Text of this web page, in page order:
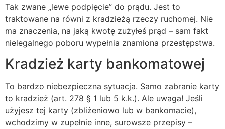
Tak zwane „lewe podpięcie” do prądu. Jest to
traktowane na równi z kradzieżą rzeczy ruchomej. Nie
ma znaczenia, na jaką kwotę zużyłeś prąd – sam fakt
nielegalnego poboru wypełnia znamiona przestępstwa.
Kradzież karty bankomatowej
To bardzo niebezpieczna sytuacja. Samo zabranie karty
to kradzież (art. 278 § 1 lub 5 k.k.). Ale uwaga! Jeśli
użyjesz tej karty (zbliżeniowo lub w bankomacie),
wchodzimy w zupełnie inne, surowsze przepisy –